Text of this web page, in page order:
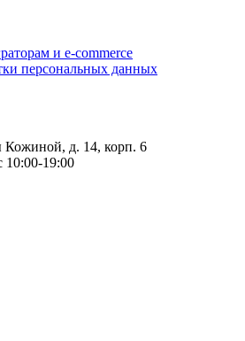
и e-commerce
персональных данных
Кожиной, д. 14, корп. 6
19:00